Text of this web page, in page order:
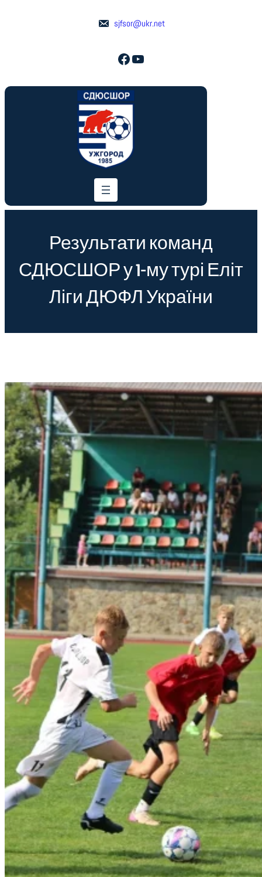
sjfsor@ukr.net
Facebook YouTube
Результати команд
СДЮСШОР у 1-му турі Еліт
Ліги ДЮФЛ України